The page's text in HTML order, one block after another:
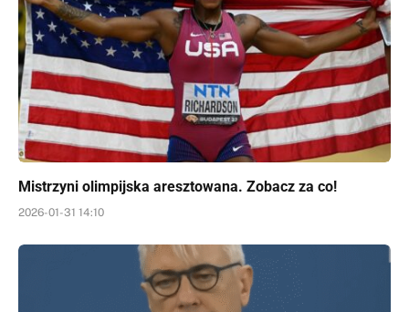
Mistrzyni olimpijska aresztowana. Zobacz za co!
2026-01-31 14:10